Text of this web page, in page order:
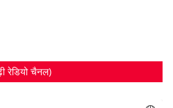
रेडियो चैनल)